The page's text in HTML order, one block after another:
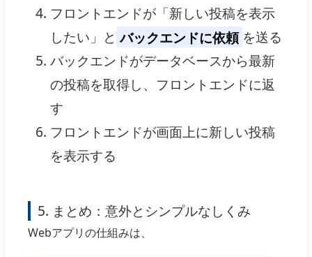
フロントエンドが「新しい投稿を表示
したい」と バックエンドに依頼 を送る
バックエンドがデータベースから最新
の投稿を取得し、フロントエンドに返
す
フロントエンドが画面上に新しい投稿
を表示する
5. まとめ：意外とシンプルなしくみ
Webアプリの仕組みは、